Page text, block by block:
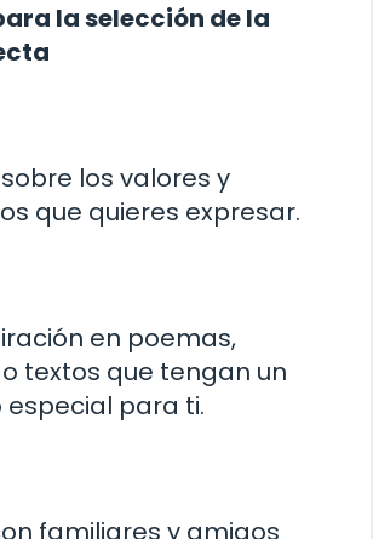
la selección de la
los valores y
que quieres expresar.
en poemas,
textos que tengan un
especial para ti.
familiares y amigos